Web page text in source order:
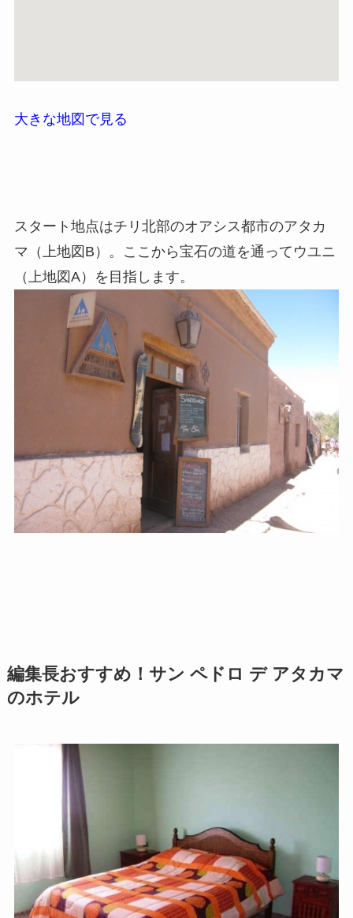
大きな地図で見る
スタート地点はチリ北部のオアシス都市のアタカ
マ（上地図B）。ここから宝石の道を通ってウユニ
（上地図A）を目指します。
編集長おすすめ！サン ペドロ デ アタカマ
のホテル